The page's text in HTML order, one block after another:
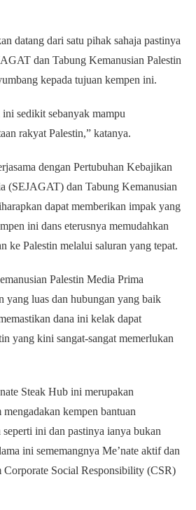
datang dari satu pihak sahaja pastinya
dan Tabung Kemanusian Palestin
kepada tujuan kempen ini.
ini sedikit sebanyak mampu
rakyat Palestin,” katanya.
dengan Pertubuhan Kebajikan
(SEJAGAT) dan Tabung Kemanusian
dapat memberikan impak yang
ini dans eterusnya memudahkan
ke Palestin melalui saluran yang tepat.
Palestin Media Prima
yang luas dan hubungan yang baik
dana ini kelak dapat
yang kini sangat-sangat memerlukan
Steak Hub ini merupakan
kempen bantuan
ini dan pastinya ianya bukan
ini sememangnya Me’nate aktif dan
Corporate Social Responsibility (CSR)